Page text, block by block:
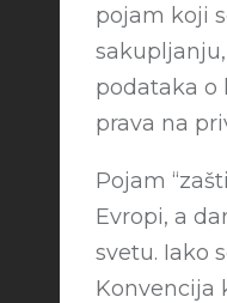
pojam koji
podataka o
prava na
Pojam
Evropi, a
svetu. Iako
Konvencija